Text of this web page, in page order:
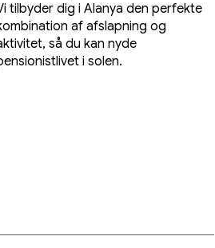
tilbyder dig i Alanya den perfekte
af afslapning og
så du kan nyde
i solen.